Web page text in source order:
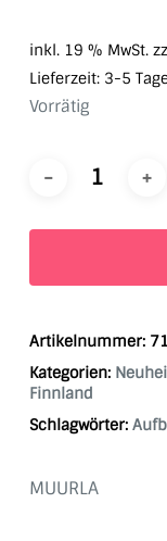
inkl. 19 % MwSt.
Lieferzeit: 3-5
Vorrätig
Artikelnummer:
Kategorien:
Finnland
Schlagwörter:
MUURLA